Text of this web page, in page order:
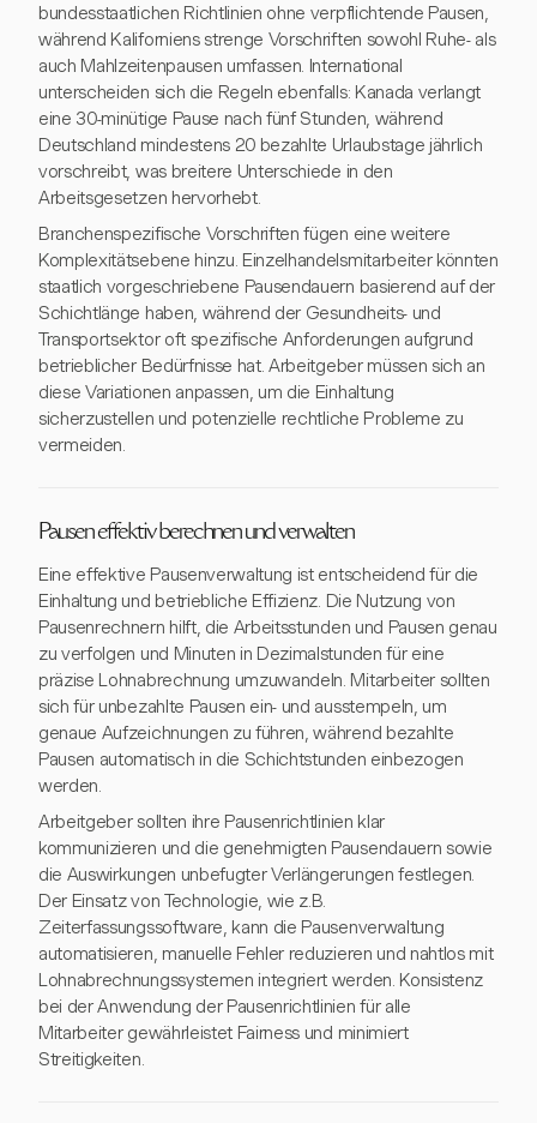
bundesstaatlichen Richtlinien ohne verpflichtende Pausen,
während Kaliforniens strenge Vorschriften sowohl Ruhe- als
auch Mahlzeitenpausen umfassen. International
unterscheiden sich die Regeln ebenfalls: Kanada verlangt
eine 30-minütige Pause nach fünf Stunden, während
Deutschland mindestens 20 bezahlte Urlaubstage jährlich
vorschreibt, was breitere Unterschiede in den
Arbeitsgesetzen hervorhebt.
Branchenspezifische Vorschriften fügen eine weitere
Komplexitätsebene hinzu. Einzelhandelsmitarbeiter könnten
staatlich vorgeschriebene Pausendauern basierend auf der
Schichtlänge haben, während der Gesundheits- und
Transportsektor oft spezifische Anforderungen aufgrund
betrieblicher Bedürfnisse hat. Arbeitgeber müssen sich an
diese Variationen anpassen, um die Einhaltung
sicherzustellen und potenzielle rechtliche Probleme zu
vermeiden.
Pausen effektiv berechnen und verwalten
Eine effektive Pausenverwaltung ist entscheidend für die
Einhaltung und betriebliche Effizienz. Die Nutzung von
Pausenrechnern hilft, die Arbeitsstunden und Pausen genau
zu verfolgen und Minuten in Dezimalstunden für eine
präzise Lohnabrechnung umzuwandeln. Mitarbeiter sollten
sich für unbezahlte Pausen ein- und ausstempeln, um
genaue Aufzeichnungen zu führen, während bezahlte
Pausen automatisch in die Schichtstunden einbezogen
werden.
Arbeitgeber sollten ihre Pausenrichtlinien klar
kommunizieren und die genehmigten Pausendauern sowie
die Auswirkungen unbefugter Verlängerungen festlegen.
Der Einsatz von Technologie, wie z.B.
Zeiterfassungssoftware, kann die Pausenverwaltung
automatisieren, manuelle Fehler reduzieren und nahtlos mit
Lohnabrechnungssystemen integriert werden. Konsistenz
bei der Anwendung der Pausenrichtlinien für alle
Mitarbeiter gewährleistet Fairness und minimiert
Streitigkeiten.